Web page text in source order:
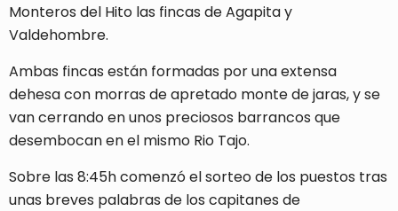
Monteros del Hito las fincas de Agapita y
Valdehombre.
Ambas fincas están formadas por una extensa
dehesa con morras de apretado monte de jaras, y se
van cerrando en unos preciosos barrancos que
desembocan en el mismo Rio Tajo.
Sobre las 8:45h comenzó el sorteo de los puestos tras
unas breves palabras de los capitanes de